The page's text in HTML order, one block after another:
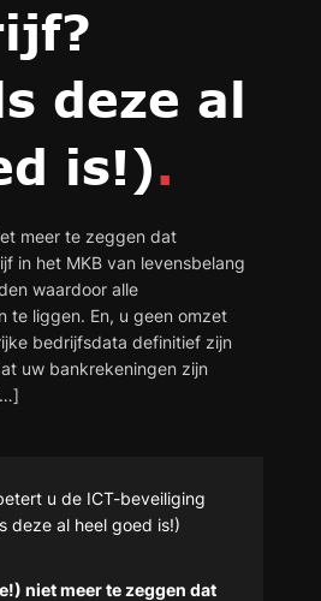
deze al
is!).
meer te zeggen dat
in het MKB van levensbelang
waardoor alle
te liggen. En, u geen omzet
bedrijfsdata definitief zijn
uw bankrekeningen zijn
u de ICT-beveiliging
deze al heel goed is!)
niet meer te zeggen dat